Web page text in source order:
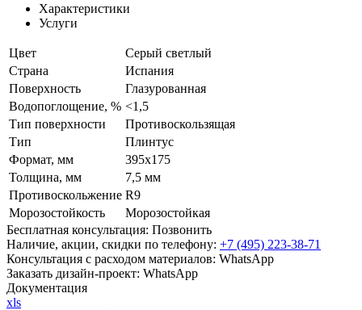
Характеристики
Услуги
Цвет
Серый светлый
Страна
Испания
Поверхность
Глазурованная
Водопоглощение, % <1,5
Тип поверхности
Противоскользящая
Тип
Плинтус
Формат, мм
395x175
Толщина, мм
7,5 мм
Противоскольжение R9
Морозостойкость
Морозостойкая
Бесплатная консультация: Позвонить
Наличие, акции, скидки по телефону: +7 (495) 223-38-71
Консультация с расходом материалов: WhatsApp
Заказать дизайн-проект: WhatsApp
Документация
xls